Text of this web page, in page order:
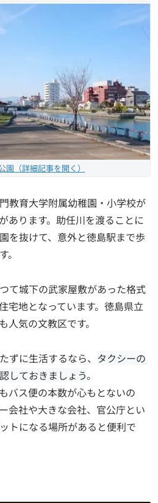
園（詳細記事を開く）
教育大学附属幼稚園・小学校が
あります。助任川を渡ることに
を抜けて、意外と徳島駅まで歩
て城下の武家屋敷があった格式
宅地となっています。徳島県立
人気の文教区です。
ずに生活するなら、 タクシーの
しておきましょう。
バス便の本数が心もとないの
会社や大きな会社、官公庁とい
トになる場所があると便利で